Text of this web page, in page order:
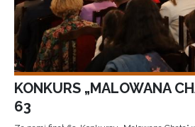
KONKURS „MALOWANA
63